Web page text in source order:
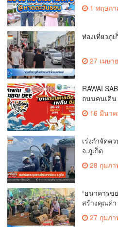
1 พฤษภ
ท่องเที่ยวภู
27 เมษา
RAWAI
ถนนคนเดิ
16 มีนา
เร่งกำจัดค
จ.ภูเก็ต
28 กุมภ
“ธนาคารข
สร้างคุณค่
27 กุมภ